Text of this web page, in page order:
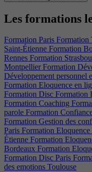
Les formations
Formation Paris Formation
Saint-Étienne Formation
Rennes Formation
Montpellier Formation
Développement personnel
Formation Eloquence en
Formation Disc Formation
Formation Coaching
parole Formation
Formation Gestion des
Paris Formation Eloquence
Étienne Formation
Bordeaux Formation
Formation Disc Paris
des emotions Toulouse